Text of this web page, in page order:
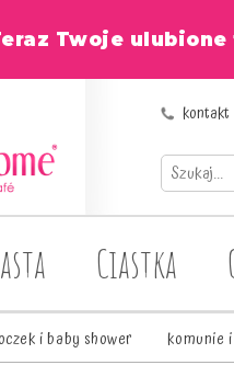
Twoje
kontakt
Ciastka
i baby shower komunie